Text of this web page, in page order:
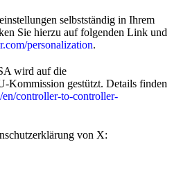
selbstständig in Ihrem
Sie hierzu auf folgenden Link und
personalization.
wird auf die
Kommission gestützt. Details finden
controller-to-controller-
von X: